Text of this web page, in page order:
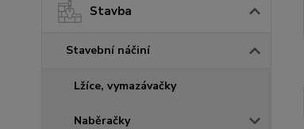
Stavba
Stavební náčiní
Lžíce, vymazávačky
Naběračky